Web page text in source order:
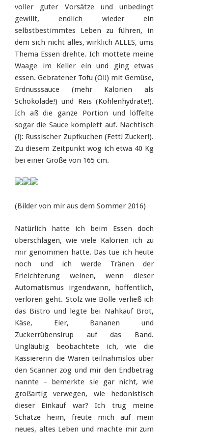
voller guter Vorsätze und unbedingt
gewillt, endlich wieder ein
selbstbestimmtes Leben zu führen, in
dem sich nicht alles, wirklich ALLES, ums
Thema Essen drehte. Ich mottete meine
Waage im Keller ein und ging etwas
essen. Gebratener Tofu (Öl!) mit Gemüse,
Erdnusssauce (mehr Kalorien als
Schokolade!) und Reis (Kohlenhydrate!).
Ich aß die ganze Portion und löffelte
sogar die Sauce komplett auf. Nachtisch
(!): Russischer Zupfkuchen (Fett! Zucker!).
Zu diesem Zeitpunkt wog ich etwa 40 Kg
bei einer Größe von 165 cm.
(Bilder von mir aus dem Sommer 2016)
Natürlich hatte ich beim Essen doch
überschlagen, wie viele Kalorien ich zu
mir genommen hatte. Das tue ich heute
noch und ich werde Tränen der
Erleichterung weinen, wenn dieser
Automatismus irgendwann, hoffentlich,
verloren geht. Stolz wie Bolle verließ ich
das Bistro und legte bei Nahkauf Brot,
Käse, Eier, Bananen und
Zuckerrübensirup auf das Band.
Ungläubig beobachtete ich, wie die
Kassiererin die Waren teilnahmslos über
den Scanner zog und mir den Endbetrag
nannte – bemerkte sie gar nicht, wie
großartig verwegen, wie hedonistisch
dieser Einkauf war? Ich trug meine
Schätze heim, freute mich auf mein
neues, altes Leben und machte mir zum